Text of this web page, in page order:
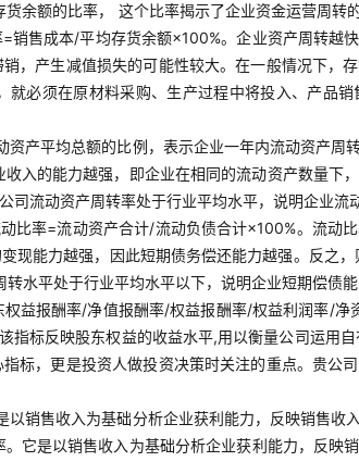
余额的比率， 这个比率揭示了企业资金运营周
售成本/平均存货余额×100%。企业资产周转越
，产生减值损失的可能性较大。在一般情况下，
必须在原材料采购、生产过程中将投入、产品
资产平均总额的比例，表示企业一年内流动资产
入的能力越强，即企业在相同的流动资产数量下
流动资产周转率处于行业平均水平，说明企业流
比率=流动资产合计/流动负债合计×100%。流动
现能力越强，因此短期债务偿还能力越强。反之
水平处于行业平均水平以下，说明企业短期偿债
益报酬率/净值报酬率/权益报酬率/权益利润率/
标反映股东权益的收益水平,用以衡量公司运用
标，更是投资人做投资决策时关注的重点。贵公
销售收入为基础分析企业获利能力，反映销售收
是以销售收入为基础分析企业获利能力，反映